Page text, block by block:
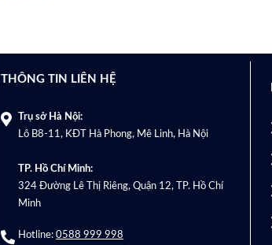
THÔNG TIN LIÊN HỆ
Trụ sở Hà Nội:
Lô B8-11, KĐT Hà Phong, Mê Linh, Hà Nội
TP. Hồ Chí Minh:
324 Đường Lê Thị Riêng, Quận 12, TP. Hồ Chí
Minh
Hotline:0588 999 998